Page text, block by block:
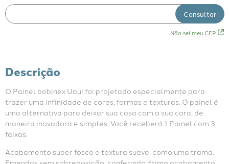
Não sei meu CEP
Descrição
O Painel bobinex Uau! foi projetado especialmente para
trazer uma infinidade de cores, formas e texturas. O painel é
uma alternativa para deixar sua casa com a sua cara, de
maneira inovadora e simples. Você receberá 1 Painel com 3
faixas.
Acabamento super fosco e textura suave, como uma trama.